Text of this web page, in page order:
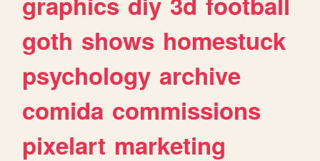
goth shows homestuck
psychology archive
comida commissions
pixelart marketing